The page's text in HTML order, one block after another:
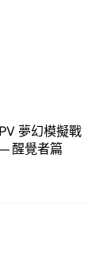
夢幻模擬戰
醒覺者篇